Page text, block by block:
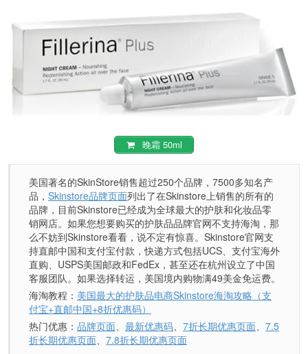
晚霜 50ml
美国著名的SkinStore销售超过250个品牌，7500多知名产
品， Skinstore品牌页面列出了在Skinstore上销售的所有的
品牌，目前Skinstore已经成为全球最大的护肤和化妆品零
销网店。如果您想要购买的护肤品品牌官网不支持海淘，那
么不妨到Skinstore看看，说不定有惊喜。Skinstore官网支
持直邮中国和支付宝付款，快递方式包括UCS、支付宝海外
直购、USPS美国邮政和FedEx，甚至还在杭州设立了中国
客服团队。如果选择转运，美国境内购物满49美金免运费。
海淘教程： 美国最大的护肤品电商Skinstore海淘攻略（支
付宝+直邮中国+8折优惠码）
热门优惠： 品牌页面 最新优惠码 7折长期优惠页面
7.5
折长期优惠页面
7.8折长期优惠页面